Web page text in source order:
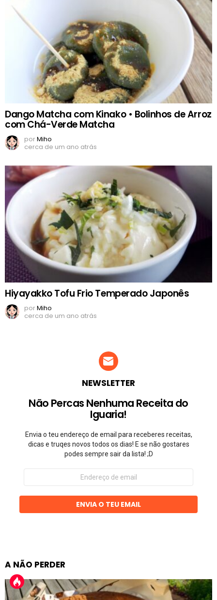
Dango Matcha com Kinako • Bolinhos de Arroz
com Chá-Verde Matcha
porMiho
cerca de um ano atrás
Hiyayakko Tofu Frio Temperado Japonês
porMiho
cerca de um ano atrás
NEWSLETTER
Não Percas Nenhuma Receita do
Iguaria!
Envia o teu endereço de email para receberes receitas,
dicas e truqes novos todos os dias! E se não gostares
podes sempre sair da lista! ;D
Endereço
email
ENVIA O TEU EMAIL
A NÃO PERDER